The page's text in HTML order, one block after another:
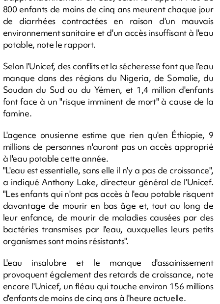
800 enfants de moins de cinq ans meurent chaque jour
de diarrhées contractées en raison d'un mauvais
environnement sanitaire et d'un accès insuffisant à l'eau
potable, note le rapport.
Selon l'Unicef, des conflits et la sécheresse font que l'eau
manque dans des régions du Nigeria, de Somalie, du
Soudan du Sud ou du Yémen, et 1,4 million d'enfants
font face à un "risque imminent de mort" à cause de la
famine.
L'agence onusienne estime que rien qu'en Éthiopie, 9
millions de personnes n'auront pas un accès approprié
à l'eau potable cette année.
"L'eau est essentielle, sans elle il n'y a pas de croissance",
a indiqué Anthony Lake, directeur général de l'Unicef.
"Les enfants qui n'ont pas accès à l'eau potable risquent
davantage de mourir en bas âge et, tout au long de
leur enfance, de mourir de maladies causées par des
bactéries transmises par l'eau, auxquelles leurs petits
organismes sont moins résistants".
L'eau insalubre et le manque d'assainissement
provoquent également des retards de croissance, note
encore l'Unicef, un fléau qui touche environ 156 millions
d'enfants de moins de cinq ans à l'heure actuelle.